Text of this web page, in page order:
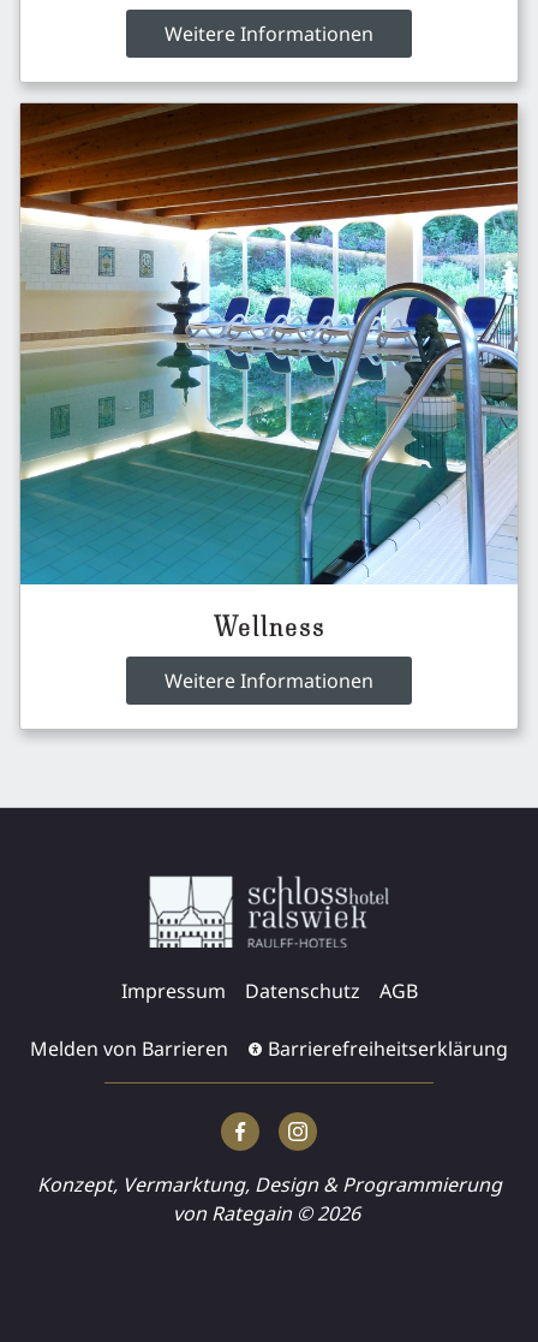
Weitere Informationen
Wellness
Weitere Informationen
Impressum Datenschutz AGB
Melden von Barrieren Barrierefreiheitserklärung
Konzept, Vermarktung, Design & Programmierung
von Rategain ©2026